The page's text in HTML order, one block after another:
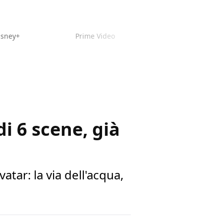
Prime Video
6 scene, già
la via dell'acqua,